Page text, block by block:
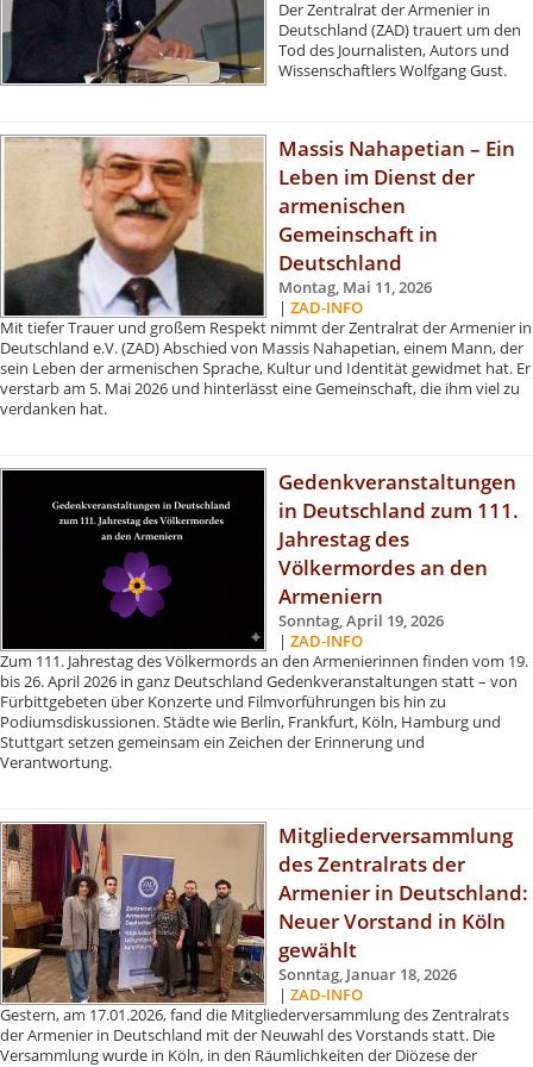
Der Zentralrat der Armenier in
Deutschland (ZAD) trauert um den
Tod des Journalisten, Autors und
Wissenschaftlers Wolfgang Gust.
Massis Nahapetian – Ein
Leben im Dienst der
armenischen
Gemeinschaft in
Deutschland
Montag, Mai 11, 2026
| ZAD-INFO
Mit tiefer Trauer und großem Respekt nimmt der Zentralrat der Armenier in
Deutschland e.V. (ZAD) Abschied von Massis Nahapetian, einem Mann, der
sein Leben der armenischen Sprache, Kultur und Identität gewidmet hat. Er
verstarb am 5. Mai 2026 und hinterlässt eine Gemeinschaft, die ihm viel zu
verdanken hat.
Gedenkveranstaltungen
in Deutschland zum 111.
Jahrestag des
Völkermordes an den
Armeniern
Sonntag, April 19, 2026
| ZAD-INFO
Zum 111. Jahrestag des Völkermords an den Armenierinnen finden vom 19.
bis 26. April 2026 in ganz Deutschland Gedenkveranstaltungen statt – von
Fürbittgebeten über Konzerte und Filmvorführungen bis hin zu
Podiumsdiskussionen. Städte wie Berlin, Frankfurt, Köln, Hamburg und
Stuttgart setzen gemeinsam ein Zeichen der Erinnerung und
Verantwortung.
Mitgliederversammlung
des Zentralrats der
Armenier in Deutschland:
Neuer Vorstand in Köln
gewählt
Sonntag, Januar 18, 2026
| ZAD-INFO
Gestern, am 17.01.2026, fand die Mitgliederversammlung des Zentralrats
der Armenier in Deutschland mit der Neuwahl des Vorstands statt. Die
Versammlung wurde in Köln, in den Räumlichkeiten der Diözese der